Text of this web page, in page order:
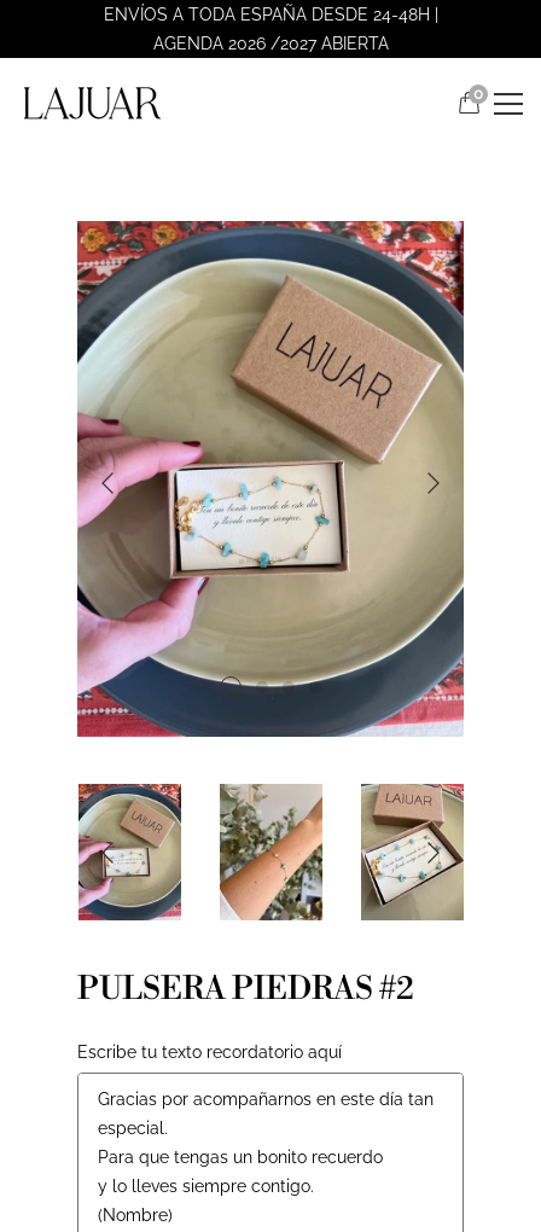
ENVÍOS A TODA ESPAÑA DESDE 24-48H |
AGENDA 2026 /2027 ABIERTA
0
PULSERA PIEDRAS #2
Escribe tu texto recordatorio aquí